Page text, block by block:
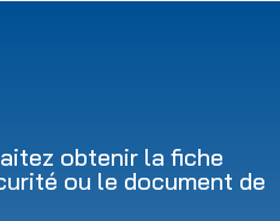
obtenir la fiche
ou le document de